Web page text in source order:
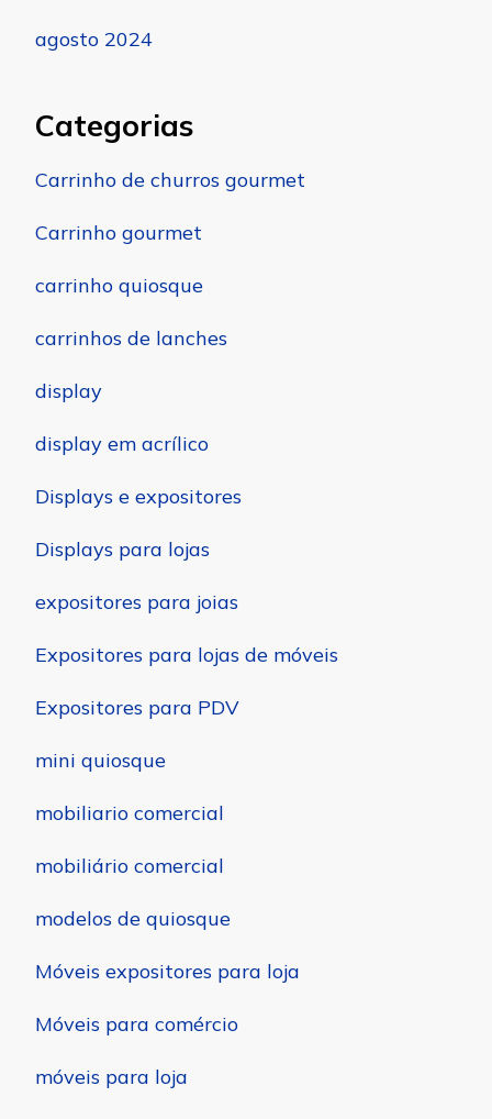
agosto 2024
Categorias
Carrinho de churros gourmet
Carrinho gourmet
carrinho quiosque
carrinhos de lanches
display
display em acrílico
Displays e expositores
Displays para lojas
expositores para joias
Expositores para lojas de móveis
Expositores para PDV
mini quiosque
mobiliario comercial
mobiliário comercial
modelos de quiosque
Móveis expositores para loja
Móveis para comércio
móveis para loja